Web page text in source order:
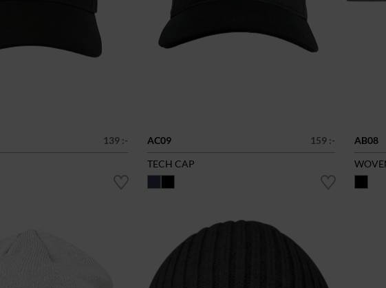
139 :- AC09
159 :-
TECH CAP
AB08